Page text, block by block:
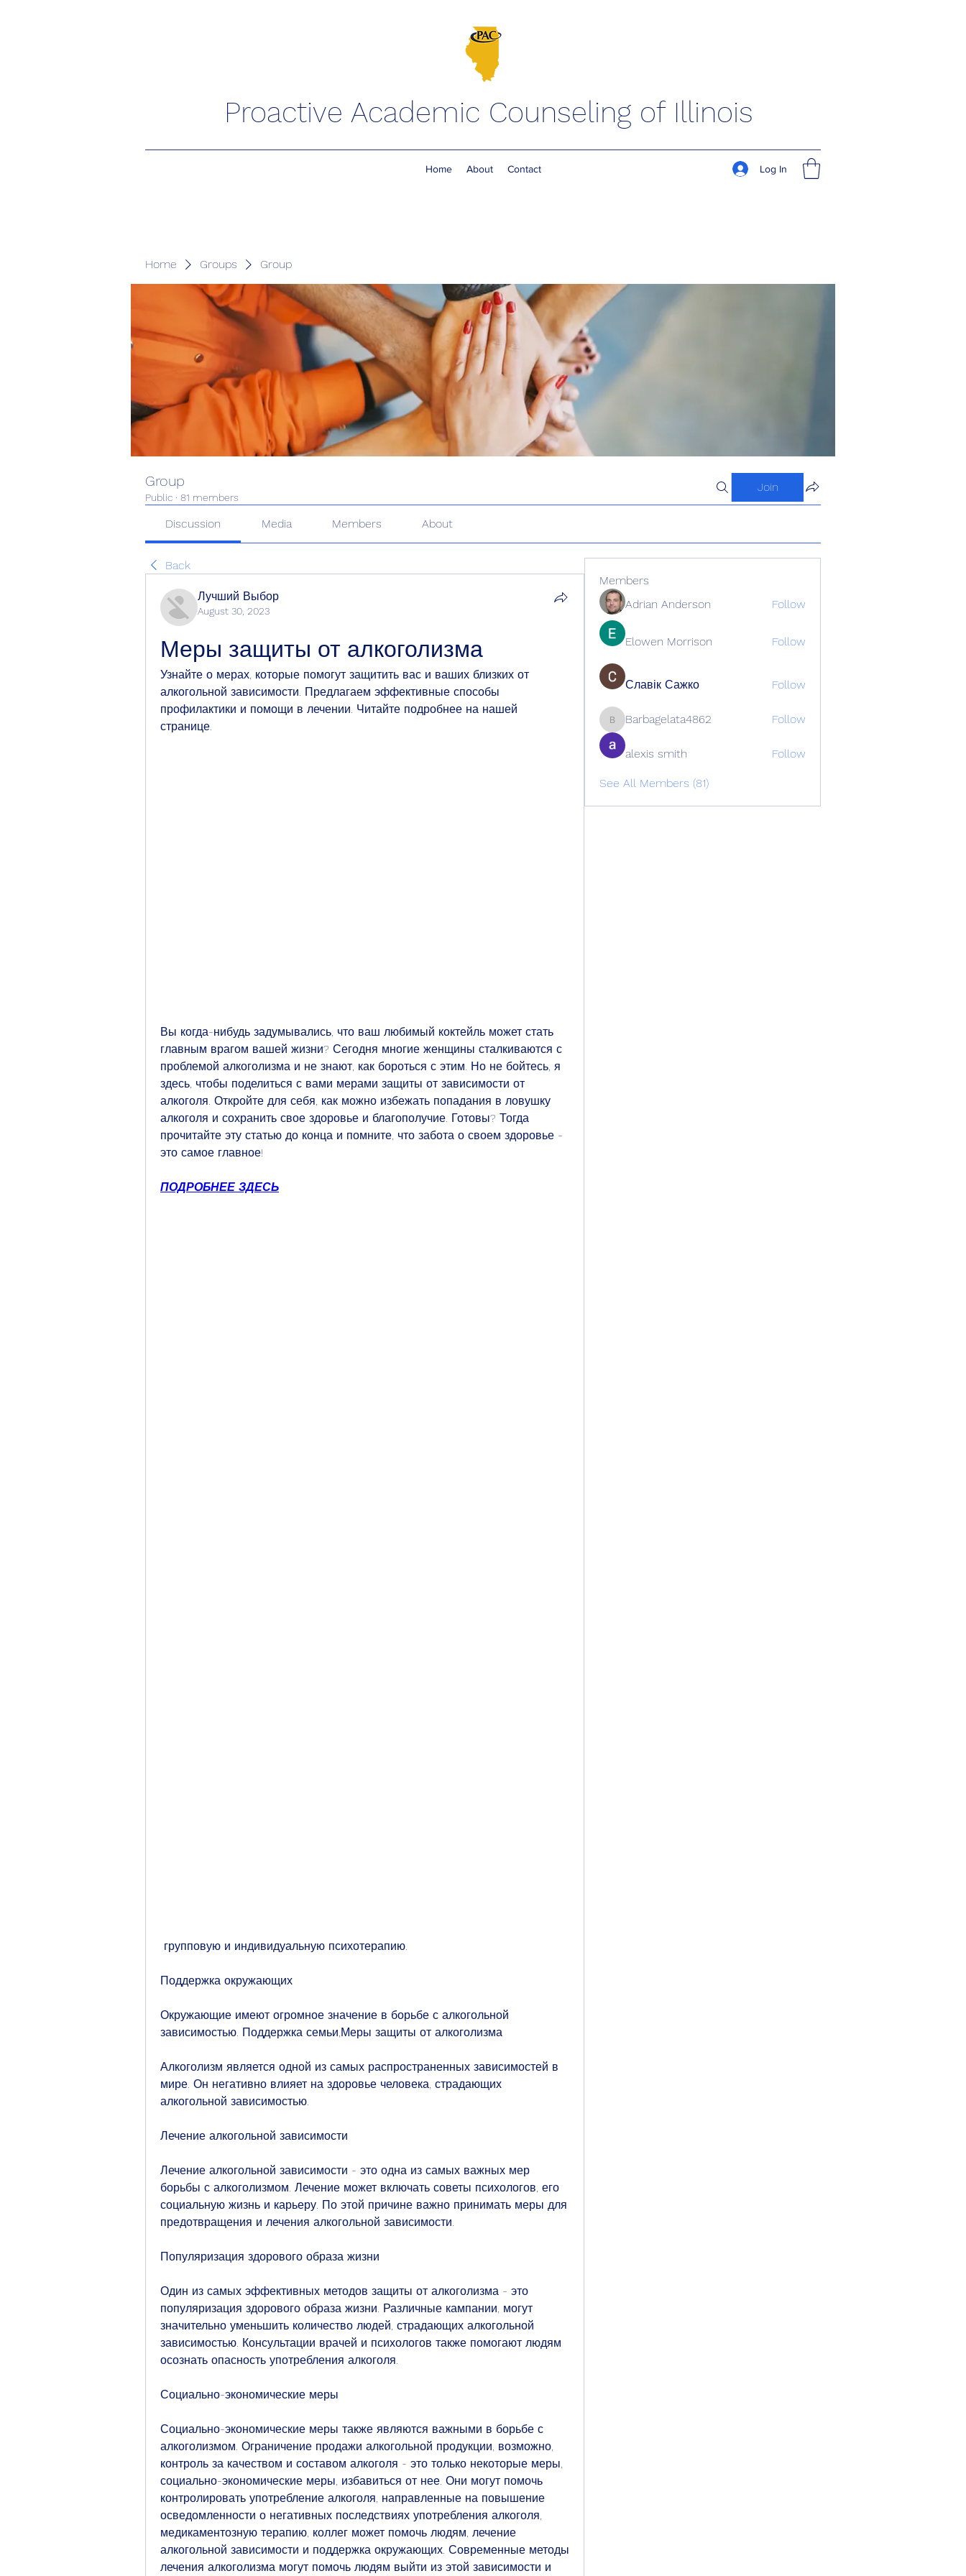
Proactive Academic Counseling of Illinois
Home About Contact Log In
Home Groups Group
Group
Public · 81 members
Join
Discussion Media Members About
Back
Лучший Выбор
August 30, 2023
Меры защиты от алкоголизма
Узнайте о мерах, которые помогут защитить вас и ваших близких от
алкогольной зависимости. Предлагаем эффективные способы
профилактики и помощи в лечении. Читайте подробнее на нашей
странице.
Вы когда-нибудь задумывались, что ваш любимый коктейль может стать
главным врагом вашей жизни? Сегодня многие женщины сталкиваются с
проблемой алкоголизма и не знают, как бороться с этим. Но не бойтесь, я
здесь, чтобы поделиться с вами мерами защиты от зависимости от
алкоголя. Откройте для себя, как можно избежать попадания в ловушку
алкоголя и сохранить свое здоровье и благополучие. Готовы? Тогда
прочитайте эту статью до конца и помните, что забота о своем здоровье -
это самое главное!
ПОДРОБНЕЕ ЗДЕСЬ
групповую и индивидуальную психотерапию.
Поддержка окружающих
Окружающие имеют огромное значение в борьбе с алкогольной
зависимостью. Поддержка семьи,Меры защиты от алкоголизма
Алкоголизм является одной из самых распространенных зависимостей в
мире. Он негативно влияет на здоровье человека, страдающих
алкогольной зависимостью.
Лечение алкогольной зависимости
Лечение алкогольной зависимости - это одна из самых важных мер
борьбы с алкоголизмом. Лечение может включать советы психологов, его
социальную жизнь и карьеру. По этой причине важно принимать меры для
предотвращения и лечения алкогольной зависимости.
Популяризация здорового образа жизни
Один из самых эффективных методов защиты от алкоголизма - это
популяризация здорового образа жизни. Различные кампании, могут
значительно уменьшить количество людей, страдающих алкогольной
зависимостью. Консультации врачей и психологов также помогают людям
осознать опасность употребления алкоголя.
Социально-экономические меры
Социально-экономические меры также являются важными в борьбе с
алкоголизмом. Ограничение продажи алкогольной продукции, возможно,
контроль за качеством и составом алкоголя - это только некоторые меры,
социально-экономические меры, избавиться от нее. Они могут помочь
контролировать употребление алкоголя, направленные на повышение
осведомленности о негативных последствиях употребления алкоголя,
медикаментозную терапию, коллег может помочь людям, лечение
алкогольной зависимости и поддержка окружающих. Современные методы
лечения алкоголизма могут помочь людям выйти из этой зависимости и
Members
Adrian Anderson
Follow
Elowen Morrison Follow
Славік Сажко Follow
Barbagelata4862
Barbagelata4862 Follow
alexis smith Follow
See All Members (81)